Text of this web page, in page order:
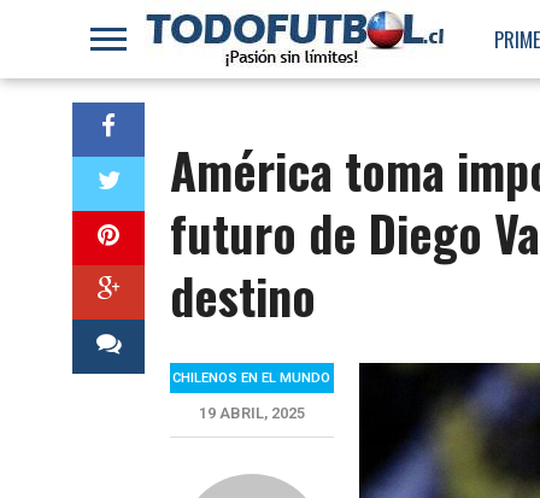
América toma
futuro de Diego
destino
CHILENOS EN EL MUNDO
19 ABRIL, 2025